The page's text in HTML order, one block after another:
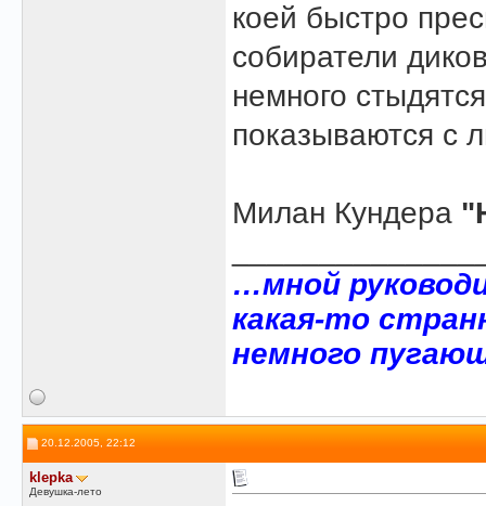
коей быстро
собиратели
немного
показываются с
Милан Кундера
…мной
какая-то
немного
20.12.2005, 22:12
klepka
Девушка-лето